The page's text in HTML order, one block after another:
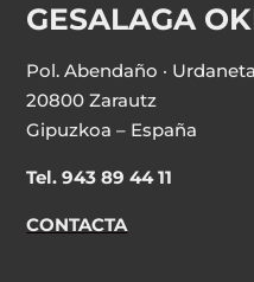
GESALAGA
Pol. Abendaño ·
20800 Zarautz
Gipuzkoa – España
Tel. 943 89 44 11
CONTACTA